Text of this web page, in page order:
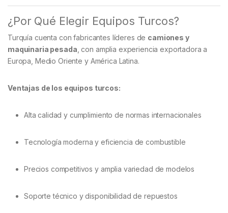
¿Por Qué Elegir Equipos Turcos?
Turquía cuenta con fabricantes líderes de camiones y
maquinaria pesada , con amplia experiencia exportadora a
Europa, Medio Oriente y América Latina.
Ventajas de los equipos turcos:
Alta calidad y cumplimiento de normas internacionales
Tecnología moderna y eficiencia de combustible
Precios competitivos y amplia variedad de modelos
Soporte técnico y disponibilidad de repuestos